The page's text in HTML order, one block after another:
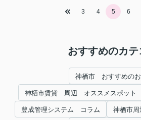
3 4 5 6
おすすめのカテ
神栖市 おすすめの
神栖市賃貸 周辺 オススメスポット
豊成管理システム コラム 神栖市周